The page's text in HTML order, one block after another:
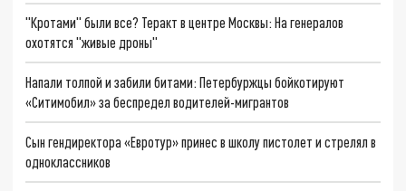
"Кротами" были все? Теракт в центре Москвы: На генералов
охотятся "живые дроны"
Напали толпой и забили битами: Петербуржцы бойкотируют
«Ситимобил» за беспредел водителей-мигрантов
Сын гендиректора «Евротур» принес в школу пистолет и стрелял в
одноклассников